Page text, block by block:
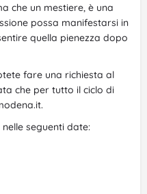
che un mestiere, è una
possa manifestarsi in
quella pienezza dopo
fare una richiesta al
che per tutto il ciclo di
seguenti date: